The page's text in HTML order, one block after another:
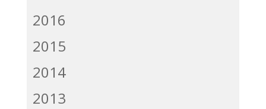
2016
2015
2014
2013